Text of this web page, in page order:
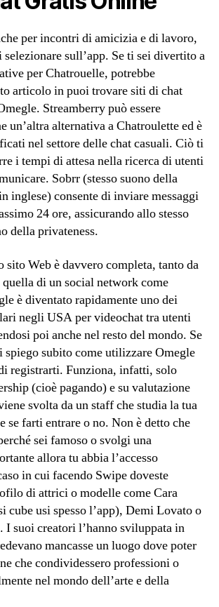
per incontri di amicizia e di lavoro,
sull’app. Se ti sei divertito a
per Chatrouelle, potrebbe
articolo in puoi trovare siti di chat
Streamberry può essere
un’altra alternativa a Chatroulette ed è
nel settore delle chat casuali. Ciò ti
i tempi di attesa nella ricerca di utenti
Sobrr (stesso suono della
inglese) consente di inviare messaggi
24 ore, assicurando allo stesso
della privateness.
sito Web è davvero completa, tanto da
di un social network come
è diventato rapidamente uno dei
negli USA per videochat tra utenti
poi anche nel resto del mondo. Se
spiego subito come utilizzare Omegle
registrarti. Funziona, infatti, solo
(cioè pagando) e su valutazione
svolta da un staff che studia la tua
se farti entrare o no. Non è detto che
sei famoso o svolgi una
allora tu abbia l’accesso
in cui facendo Swipe doveste
di attrici o modelle come Cara
cube usi spesso l’app), Demi Lovato o
suoi creatori l’hanno sviluppata in
mancasse un luogo dove poter
che condividessero professioni o
nel mondo dell’arte e della